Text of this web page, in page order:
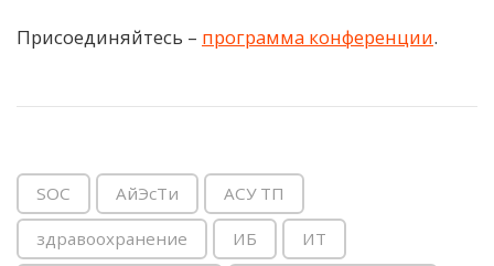
Присоединяйтесь – программа конференции.
SOC АйЭсТи АСУ ТП
здравоохранение ИБ ИТ